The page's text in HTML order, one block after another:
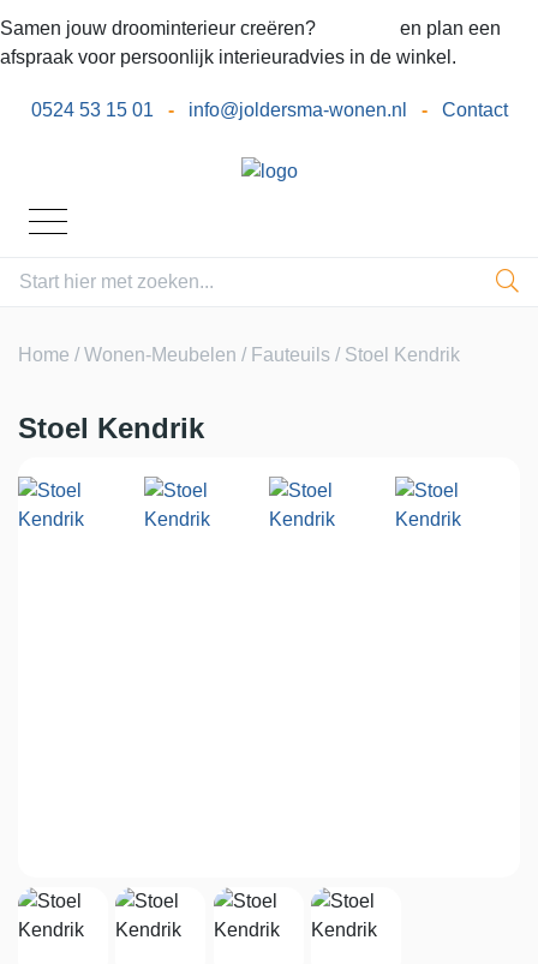
Samen jouw droominterieur creëren?
en plan een
afspraak voor persoonlijk interieuradvies in de winkel.
0524 53 15 01 - info@joldersma-wonen.nl - Contact
Home /Wonen-Meubelen / Fauteuils / Stoel Kendrik
Stoel Kendrik